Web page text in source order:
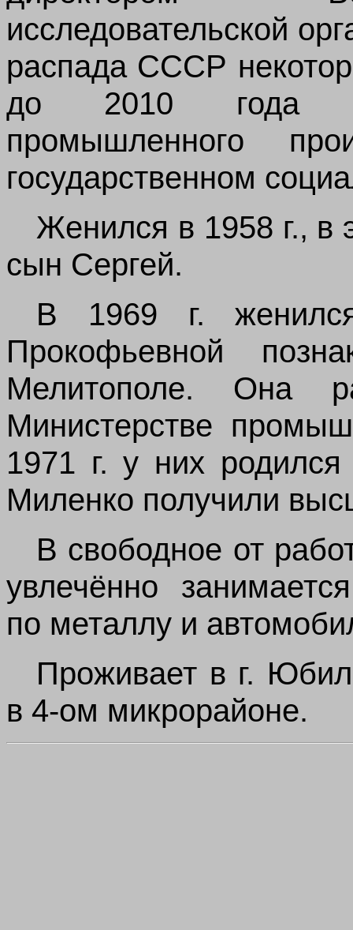
исследовательской
распада СССР
до 2010 года
промышленного
государственном
Женился в 1958 г., в
сын Сергей.
В 1969 г.
Прокофьевной
Мелитополе. Она
Министерстве
1971 г. у них
Миленко получили
В свободное от
увлечённо
по металлу и
Проживает в г.
в 4-ом микрорайоне.